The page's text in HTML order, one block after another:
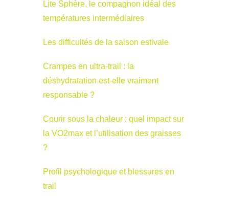
Lite Sphère, le compagnon idéal des
températures intermédiaires
Les difficultés de la saison estivale
Crampes en ultra-trail : la
déshydratation est-elle vraiment
responsable ?
Courir sous la chaleur : quel impact sur
la VO2max et l’utilisation des graisses
?
Profil psychologique et blessures en
trail